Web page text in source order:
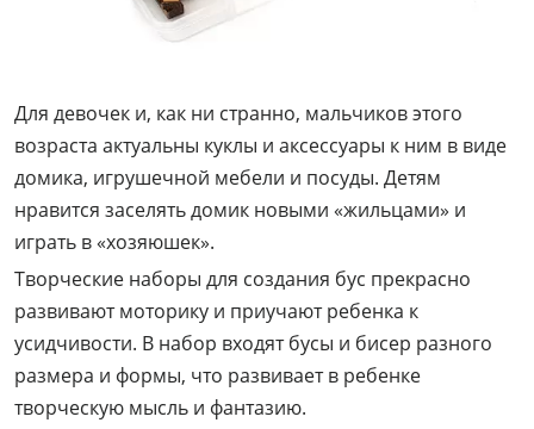
Для девочек и, как ни странно, мальчиков этого
возраста актуальны куклы и аксессуары к ним в виде
домика, игрушечной мебели и посуды. Детям
нравится заселять домик новыми «жильцами» и
играть в «хозяюшек».
Творческие наборы для создания бус прекрасно
развивают моторику и приучают ребенка к
усидчивости. В набор входят бусы и бисер разного
размера и формы, что развивает в ребенке
творческую мысль и фантазию.